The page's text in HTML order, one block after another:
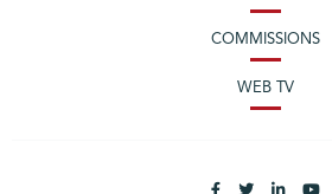
COMMISSIONS
WEB TV